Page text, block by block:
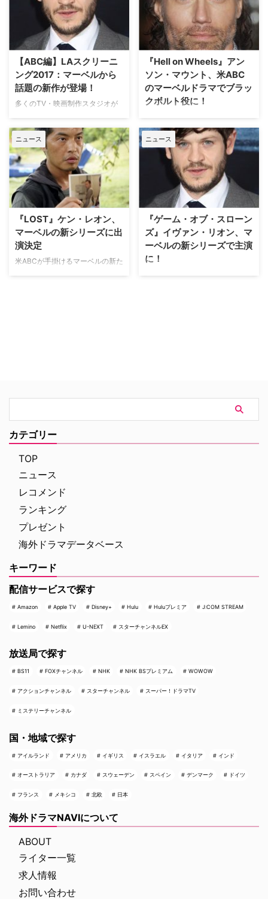
シリーズ屈指の残忍な役柄を演じ
るにあたって、彼が参考にした人
物について語っている。英Digital
Spyが報じた。 米テネシー州ナッ
シュビルで6月3日（金）から7月
2日…
本作が米Freeformでリブートさ
れ、パイロットが制作されること
が決定した。米Hollywood
Reporterなどが報じた。
「英国のアカデ…
【ABC編】LAスクリーニ
ング2017：マーベルから
話題の新作が登場！
多くのTV・映画制作スタジオが
催されたLAスクリーニング
2017。本日は『グレイズ・アナ
トミー』、『クリミナル・マイン
ド』、『エージェント・オブ・シ
ールド』などを手掛けるABCから
新作をご紹介していこう。 1.
『For the People』 『グレイズ・
のシ…
『Hell on Wheels』アン
ソン・マウント、米ABC
のマーベルドラマでブラッ
クボルト役に！
米AMCの西部劇ドラマシリーズ
『Hell on Wheels（原題）』に主
演し、リーアム・ニーソン主演映
画『フライト・ゲーム』などにも
出演するアンソン・マウントが、
米ABCのマーベルドラマでブラッ
クボルトを演じることが分かっ
た。米Varietyほかが報じてい
『Inhumans（原題）』は超人ス
ー…
ニュース
『LOST』ケン・レオン、
マーベルの新シリーズに出
演決定
米ABCが手掛けるマーベルの新た
ニュース
『ゲーム・オブ・スローン
ズ』イヴァン・リオン、マ
ーベルの新シリーズで主演
に！
マーベル・エンターテイメントに
カテゴリー
TOP
ニュース
レコメンド
ランキング
プレゼント
海外ドラマデータベース
キーワード
配信サービスで探す
Amazon Apple TV Disney+ Hulu Huluプレミア J:COM STREAM
Lemino Netflix U-NEXT スターチャンネルEX
放送局で探す
BS11 FOXチャンネル NHK NHK BSプレミアム WOWOW
アクションチャンネル スターチャンネル スーパー！ドラマTV
ミステリーチャンネル
国・地域で探す
アイルランド アメリカ イギリス イスラエル イタリア インド
オーストラリア カナダ スウェーデン スペイン デンマーク ドイツ
フランス メキシコ 北欧 日本
海外ドラマNAVIについて
ABOUT
ライター一覧
求人情報
お問い合わせ